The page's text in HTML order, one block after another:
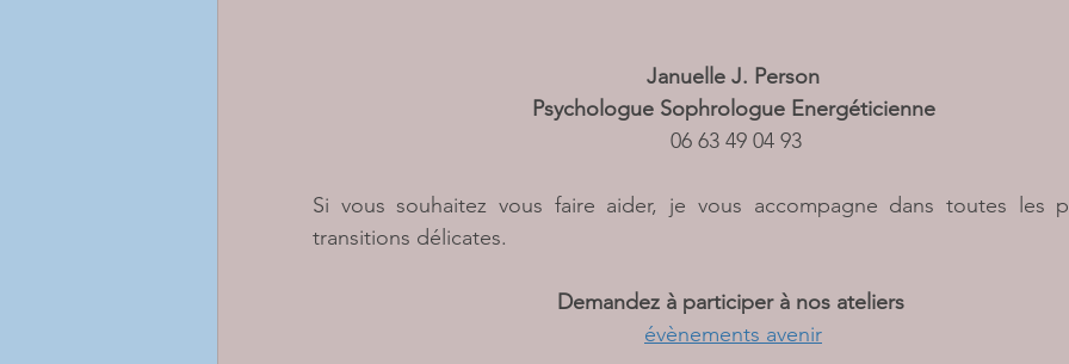
Januelle J. Person
Psychologue Sophrologue Energéticienne
06 63 49 04 93
Si vous souhaitez vous faire aider, je vous accompagne dans toutes les
transitions délicates.
Demandez à participer à nos ateliers
évènements avenir